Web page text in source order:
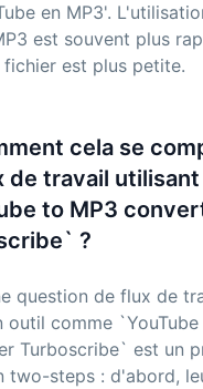
en MP3'.
est souvent plus
est plus petite.
cela se
de travail utilisant
to MP3
?
question de flux de
outil comme
Turboscribe` est un
two-steps : d'abord,